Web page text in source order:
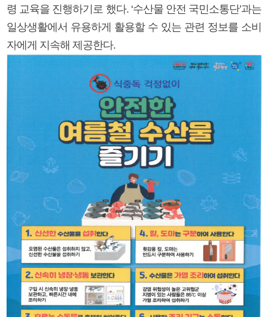
령 교육을 진행하기로 했다. ‘수산물 안전 국민소통단’과는
일상생활에서 유용하게 활용할 수 있는 관련 정보를 소비
자에게 지속해 제공한다.